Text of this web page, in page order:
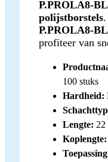
P.PROLA8-
polijstborstels
P.PROLA8-
profiteer van
100 stuks
Hardheid:
Lengte: 22
Koplengte: